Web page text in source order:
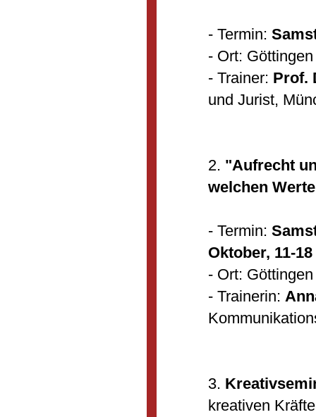
- Termin:
- Ort: Göttingen
- Trainer: Prof.
und Jurist,
2. "Aufrecht
welchen
- Termin:
Oktober, 11-
- Ort: Göttingen
- Trainerin:
3.
kreativen